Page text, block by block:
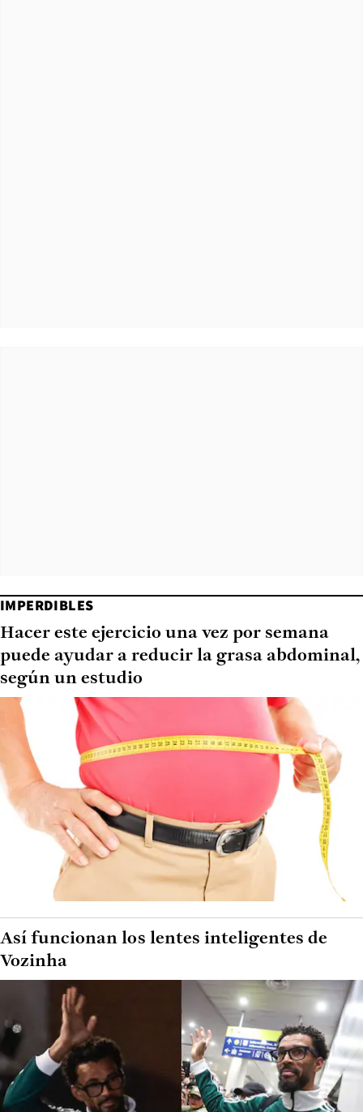
IMPERDIBLES
Hacer este ejercicio una vez por semana
puede ayudar a reducir la grasa abdominal,
según un estudio
Así funcionan los lentes inteligentes de
Vozinha